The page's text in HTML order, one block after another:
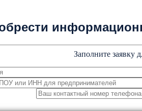
Заполните заявку